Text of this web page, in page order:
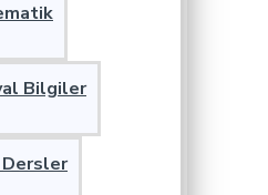
Bilgiler
Dersler